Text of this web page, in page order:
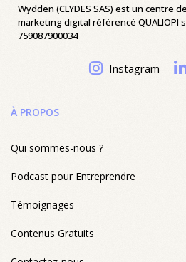
Wydden (CLYDES SAS) est un centre
marketing digital référencé QUALIOPI
759087900034
Instagram
À PROPOS
Qui sommes-nous ?
Podcast pour Entreprendre
Témoignages
Contenus Gratuits